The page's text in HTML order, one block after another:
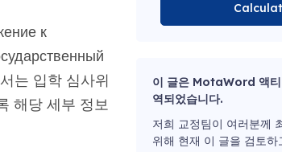
к
는 입학 심사위
해당 세부 정보
이 글은 MotaWord 액티
역되었습니다.
저희 교정팀이 여러분께
위해 현재 이 글을 검토하